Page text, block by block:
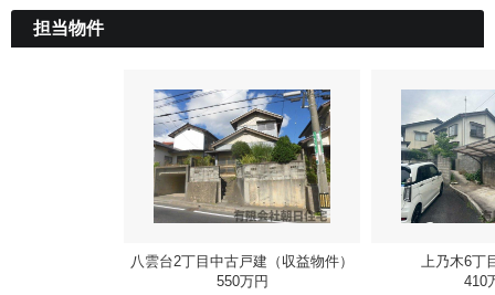
担当物件
八雲台2丁目中古戸建（収益物件）
550万円
上乃木6丁
410